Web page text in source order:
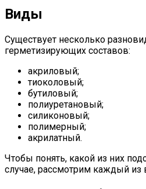
Виды
Существует несколько
герметизирующих составов:
акриловый;
тиоколовый;
бутиловый;
полиуретановый;
силиконовый;
полимерный;
акрилатный.
Чтобы понять, какой из них
случае, рассмотрим каждый из